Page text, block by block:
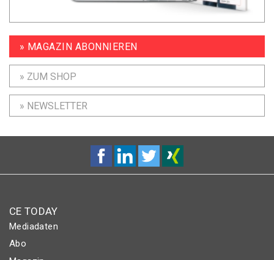
» MAGAZIN ABONNIEREN
» ZUM SHOP
» NEWSLETTER
CE TODAY
Mediadaten
Abo